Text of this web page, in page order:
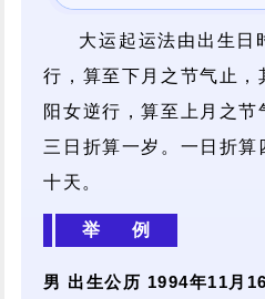
大运起运法由出生日
行，算至下月之节气止，
阳女逆行，算至上月之节
三日折算一岁。一日折
十天。
举 例
男 出生公历 1994年11月